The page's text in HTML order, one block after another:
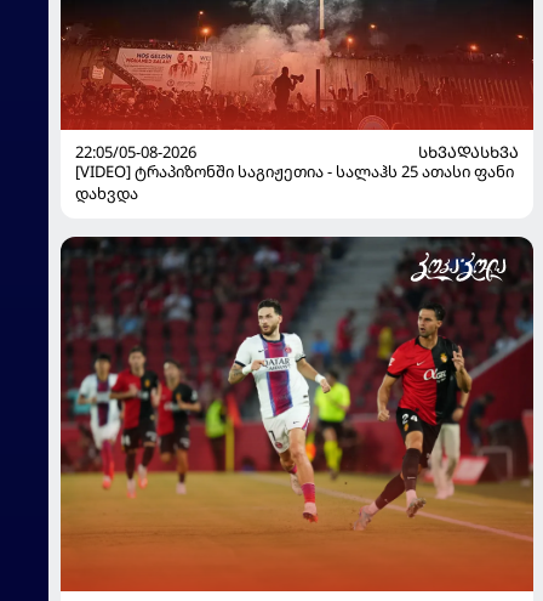
22:05/05-08-2026
ᲡᲮᲕᲐᲓᲐᲡᲮᲕᲐ
[VIDEO] ტრაპიზონში საგიჟეთია - სალაჰს 25 ათასი ფანი
დახვდა